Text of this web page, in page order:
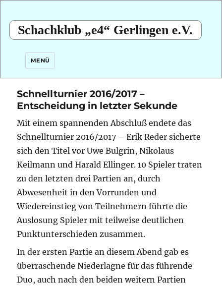
Schachklub „e4“ Gerlingen e.V.
MENÜ
Schnellturnier 2016/2017 –
Entscheidung in letzter Sekunde
Mit einem spannenden Abschluß endete das
Schnellturnier 2016/2017 – Erik Reder sicherte
sich den Titel vor Uwe Bulgrin, Nikolaus
Keilmann und Harald Ellinger. 10 Spieler traten
zu den letzten drei Partien an, durch
Abwesenheit in den Vorrunden und
Wiedereinstieg von Teilnehmern führte die
Auslosung Spieler mit teilweise deutlichen
Punktunterschieden zusammen.
In der ersten Partie an diesem Abend gab es
überraschende Niederlagne für das führende
Duo, auch nach den beiden weitern Partien